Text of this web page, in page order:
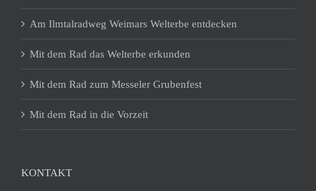
Am Ilmtalradweg Weimars Welterbe entdecken
Mit dem Rad das Welterbe erkunden
Mit dem Rad zum Messeler Grubenfest
Mit dem Rad in die Vorzeit
KONTAKT